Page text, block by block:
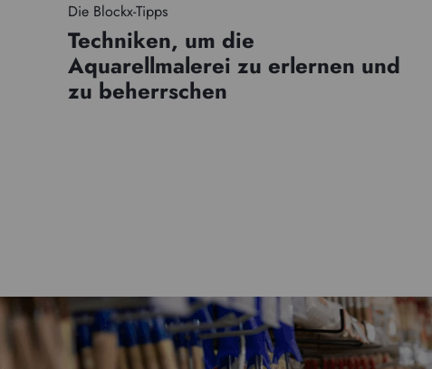
Die Blockx-Tipps
Techniken, um die
Aquarellmalerei zu erlernen und
zu beherrschen